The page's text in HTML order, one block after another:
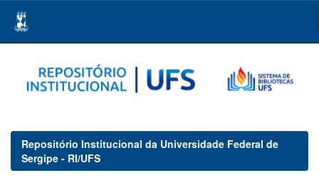
navigation
Repositório Institucional da Universidade Federal de
Sergipe - RI/UFS